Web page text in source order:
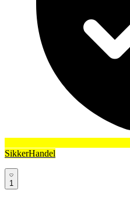
SikkerHandel
1